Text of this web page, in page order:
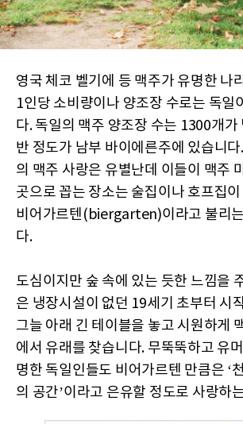
영국 체코 벨기에 등 맥주가 유명한 나
1인당 소비량이나 양조장 수로는 독일
다. 독일의 맥주 양조장 수는 1300개가
반 정도가 남부 바이에른주에 있습니
의 맥주 사랑은 유별난데 이들이 맥주
곳으로 꼽는 장소는 술집이나 호프집
비어가르텐(biergarten)이라고 불리는
다.
도심이지만 숲 속에 있는 듯한 느낌을
은 냉장시설이 없던 19세기 초부터 시
그늘 아래 긴 테이블을 놓고 시원하게
에서 유래를 찾습니다. 무뚝뚝하고 유
명한 독일인들도 비어가르텐 만큼은 ‘
의 공간’이라고 은유할 정도로 사랑하